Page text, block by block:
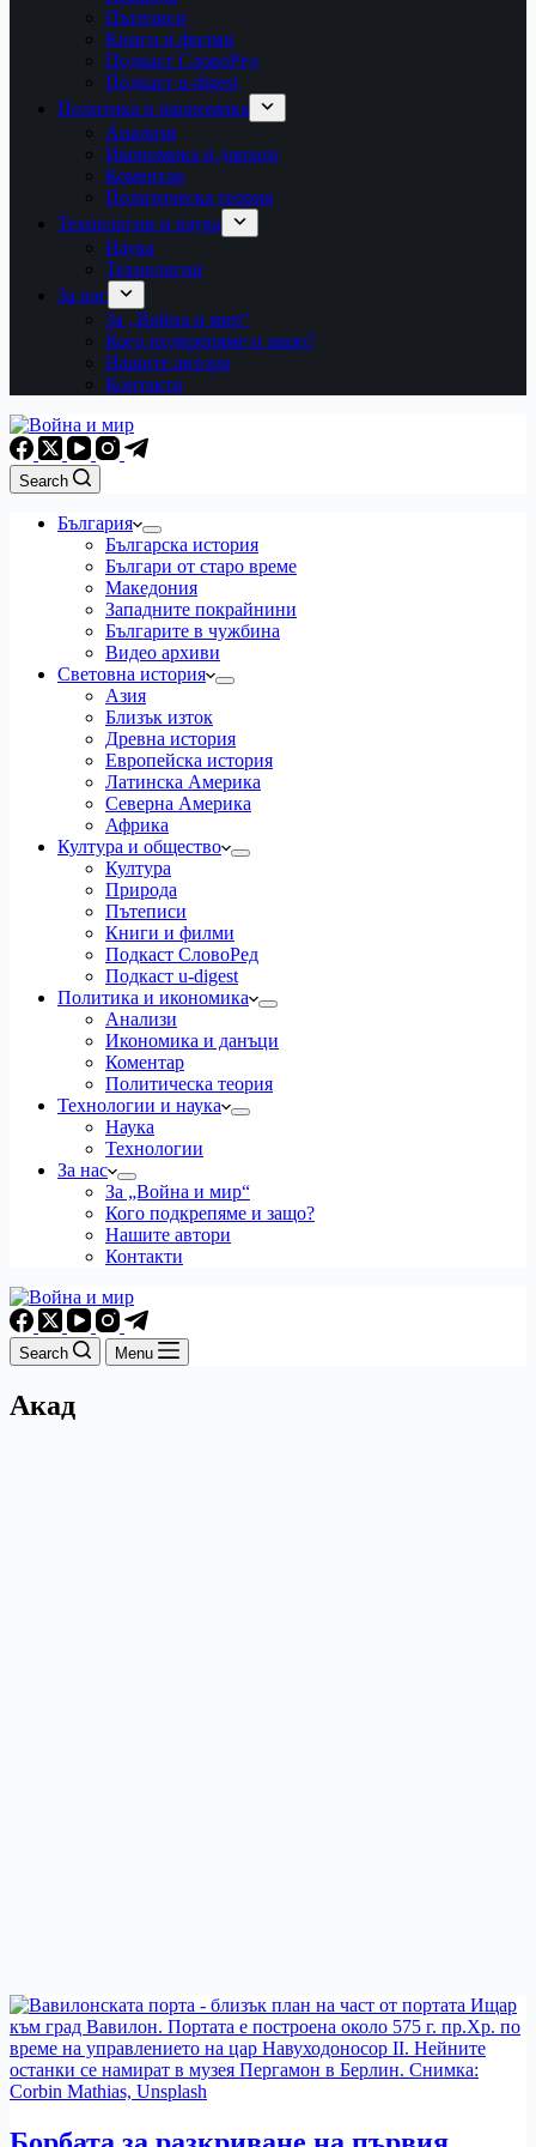
Пътеписи
Книги и филми
Подкаст СловоРед
Подкаст u-digest
Политика и икономика
Анализи
Икономика и данъци
Коментар
Политическа теория
Технологии и наука
Наука
Технологии
За нас
За „Война и мир“
Кого подкрепяме и защо?
Нашите автори
Контакти
Search
България
Българска история
Българи от старо време
Македония
Западните покрайнини
Българите в чужбина
Видео архиви
Световна история
Азия
Близък изток
Древна история
Европейска история
Латинска Америка
Северна Америка
Африка
Култура и общество
Култура
Природа
Пътеписи
Книги и филми
Подкаст СловоРед
Подкаст u-digest
Политика и икономика
Анализи
Икономика и данъци
Коментар
Политическа теория
Технологии и наука
Наука
Технологии
За нас
За „Война и мир“
Кого подкрепяме и защо?
Нашите автори
Контакти
Search Menu
Акад